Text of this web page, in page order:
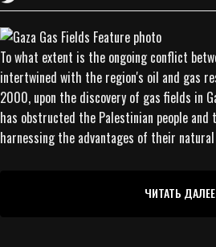
To what extent is the ongoing conflict
intertwined with the region's oil and gas
2000, upon the discovery of gas fields in
has obstructed the Palestinian people
harnessing the advantages of their
ЧИТАТЬ ДАЛЕЕ